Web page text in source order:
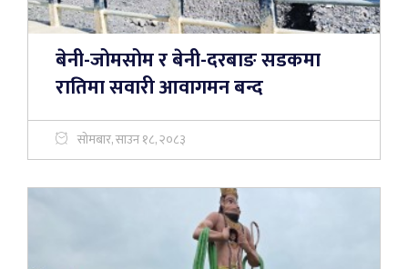
बेनी-जोमसोम र बेनी-दरबाङ सडकमा
रातिमा सवारी आवागमन बन्द
सोमबार, साउन १८, २०८३